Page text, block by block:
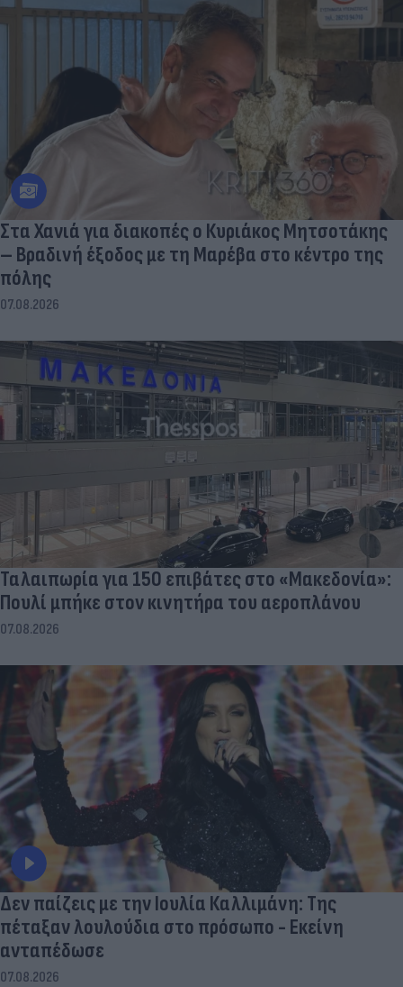
Στα Χανιά για διακοπές ο Κυριάκος Μητσοτάκης
– Βραδινή έξοδος με τη Μαρέβα στο κέντρο της
πόλης
07.08.2026
Ταλαιπωρία για 150 επιβάτες στο «Μακεδονία»:
Πουλί μπήκε στον κινητήρα του αεροπλάνου
07.08.2026
Δεν παίζεις με την Ιουλία Καλλιμάνη: Της
πέταξαν λουλούδια στο πρόσωπο - Εκείνη
ανταπέδωσε
07.08.2026